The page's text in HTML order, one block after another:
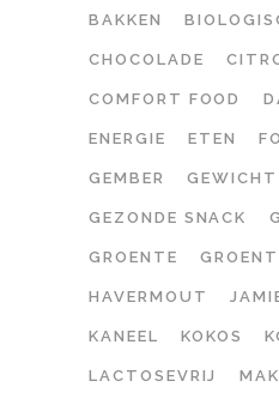
BAKKEN
CHOCOLADE
COMFORT FOOD
ENERGIE ETEN
GEMBER GEWICHT
GEZONDE SNACK
GROENTE
HAVERMOUT
KANEEL KOKOS
LACTOSEVRIJ